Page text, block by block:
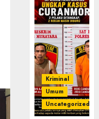
Kriminal
Umum
Uncategorized